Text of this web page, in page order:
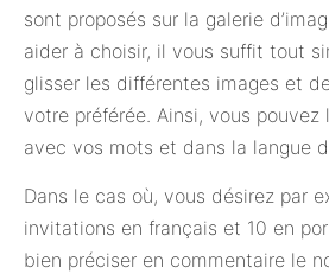
sont proposés sur la galerie
aider à choisir, il vous suffit tout
glisser les différentes images et
votre préférée. Ainsi, vous pouvez
avec vos mots et dans la langue
Dans le cas où, vous désirez par
invitations en français et 10 en
bien préciser en commentaire le